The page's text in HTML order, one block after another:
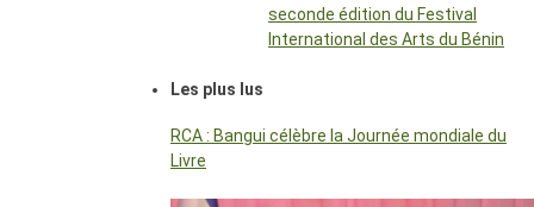
seconde édition du Festival
International des Arts du Bénin
Les plus lus
RCA : Bangui célèbre la Journée mondiale du
Livre